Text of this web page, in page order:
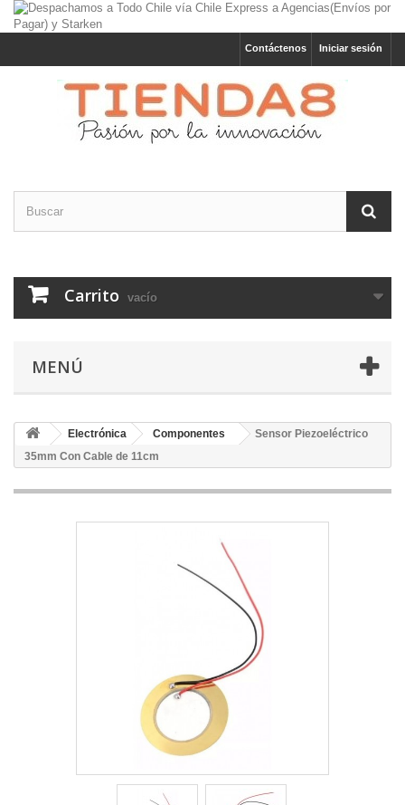
Iniciar sesión
Contáctenos
Carrito vacío
MENÚ
Electrónica Componentes
Sensor Piezoeléctrico
35mm Con Cable de 11cm